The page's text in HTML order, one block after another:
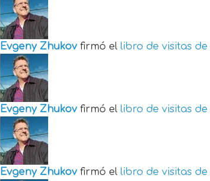
Evgeny Zhukov firmó el libro de visitas de
Evgeny Zhukov firmó el libro de visitas de
Evgeny Zhukov firmó el libro de visitas de